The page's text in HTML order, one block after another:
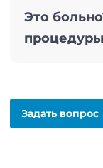
Это
Задать вопрос